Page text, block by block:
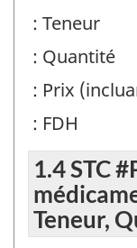
: Teneur
: Quantité
: Prix
: FDH
1.4 STC
Teneur,